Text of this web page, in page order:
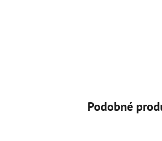
Podobné